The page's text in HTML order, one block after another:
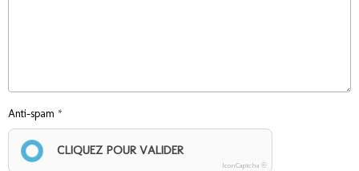
Anti-spam
CLIQUEZ POUR VALIDER
IconCaptcha ©